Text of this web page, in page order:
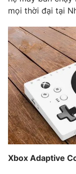
mọi thời đại tại
Xbox Adaptive